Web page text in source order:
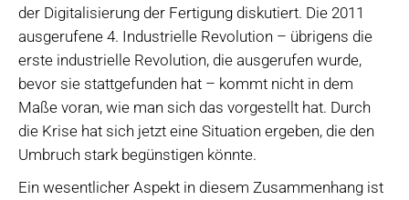
der Digitalisierung der Fertigung diskutiert. Die 2011
ausgerufene 4. Industrielle Revolution – übrigens die
erste industrielle Revolution, die ausgerufen wurde,
bevor sie stattgefunden hat – kommt nicht in dem
Maße voran, wie man sich das vorgestellt hat. Durch
die Krise hat sich jetzt eine Situation ergeben, die den
Umbruch stark begünstigen könnte.
Ein wesentlicher Aspekt in diesem Zusammenhang ist